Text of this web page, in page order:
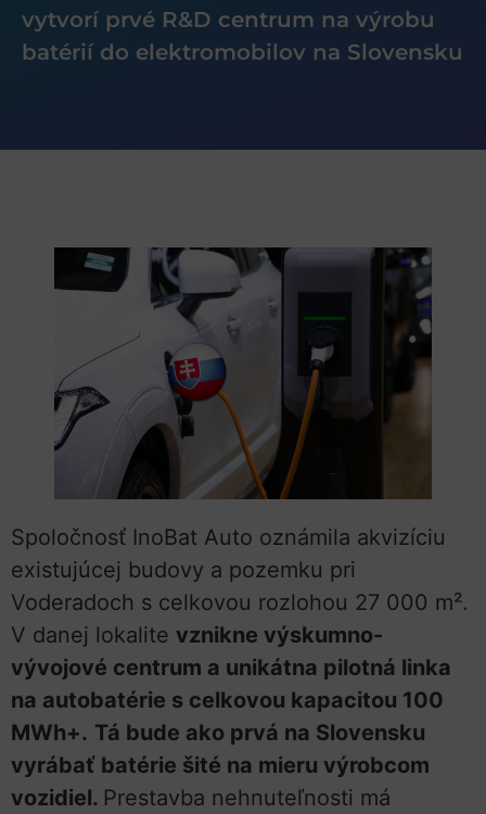
vytvorí prvé R&D centrum na výrobu
batérií do elektromobilov na Slovensku
Spoločnosť InoBat Auto oznámila akvizíciu
existujúcej budovy a pozemku pri
Voderadoch s celkovou rozlohou 27 000 m².
V danej lokalite vznikne výskumno-
vývojové centrum a unikátna pilotná linka
na autobatérie s celkovou kapacitou 100
MWh+. Tá bude ako prvá na Slovensku
vyrábať batérie šité na mieru výrobcom
vozidiel. Prestavba nehnuteľnosti má